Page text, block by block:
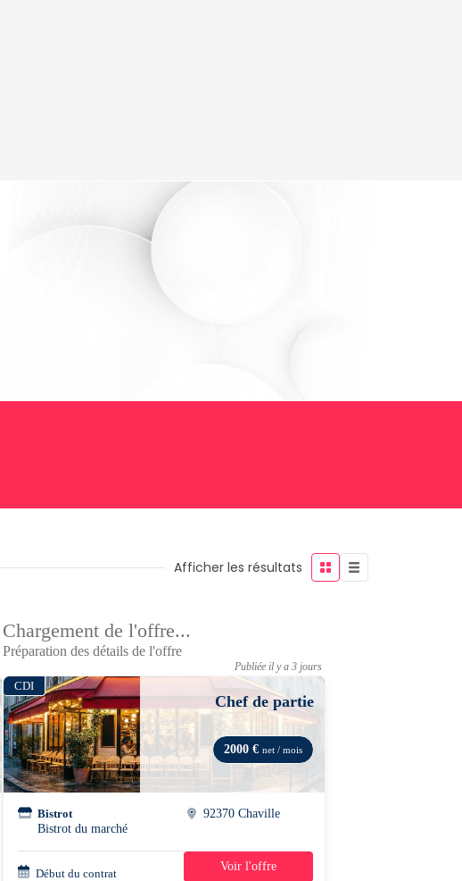
Afficher les résultats
Chargement de l'offre...
Préparation des détails de l'offre
Publiée il y a 3 jours
CDI
Chef de partie
2000 € net / mois
Bistrot
Bistrot du marché
92370 Chaville
Début du contrat
42h/semaine
Voir l'offre